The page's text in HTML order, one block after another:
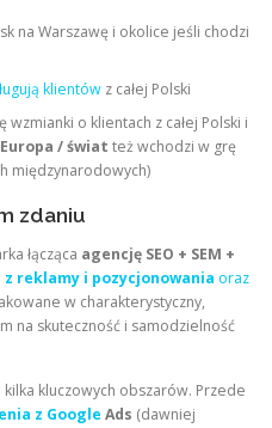
na Warszawę i okolice jeśli chodzi
klientówz całej Polski
wzmianki o klientach z całej Polski i
Europa / świat też wchodzi w grę
międzynarodowych)
zdaniu
łącząca agencję SEO + SEM +
reklamy i pozycjonowania oraz
w charakterystyczny,
na skuteczność i samodzielność
kluczowych obszarów. Przede
z Google Ads (dawniej